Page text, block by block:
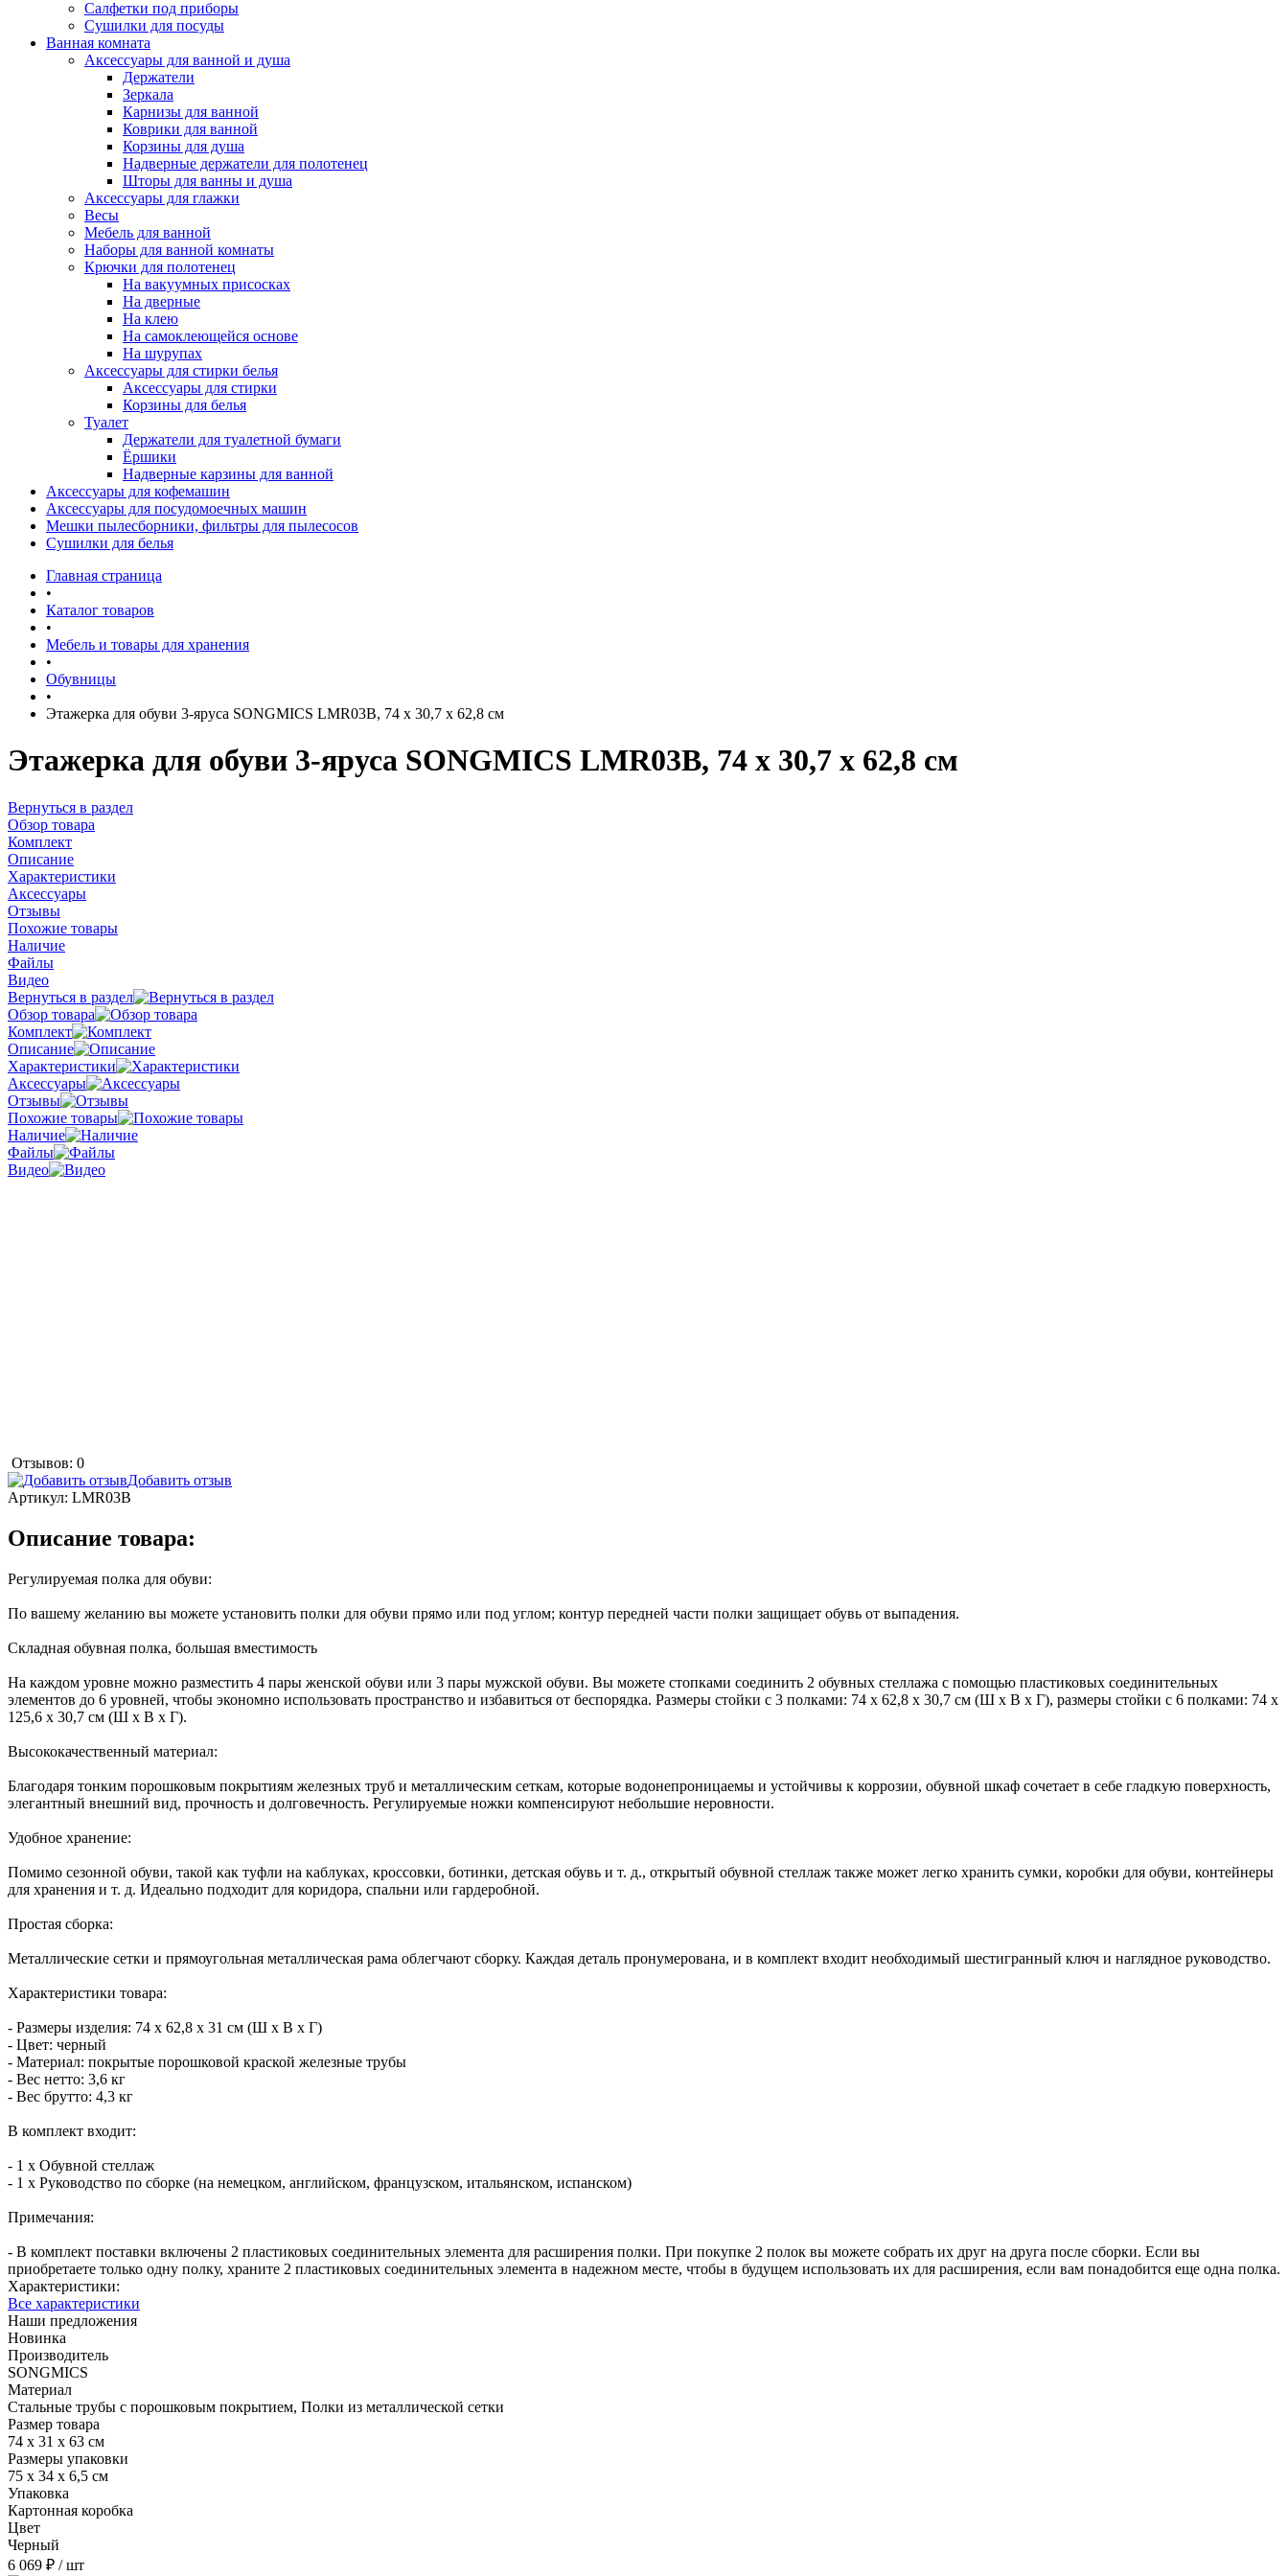
Салфетки под приборы
Сушилки для посуды
Ванная комната
Аксессуары для ванной и душа
Держатели
Зеркала
Карнизы для ванной
Коврики для ванной
Корзины для душа
Надверные держатели для полотенец
Шторы для ванны и душа
Аксессуары для глажки
Весы
Мебель для ванной
Наборы для ванной комнаты
Крючки для полотенец
На вакуумных присосках
На дверные
На клею
На самоклеющейся основе
На шурупах
Аксессуары для стирки белья
Аксессуары для стирки
Корзины для белья
Туалет
Держатели для туалетной бумаги
Ёршики
Надверные карзины для ванной
Аксессуары для кофемашин
Аксессуары для посудомоечных машин
Мешки пылесборники, фильтры для пылесосов
Сушилки для белья
Главная страница
•
Каталог товаров
•
Мебель и товары для хранения
•
Обувницы
•
Этажерка для обуви 3-яруса SONGMICS LMR03B, 74 x 30,7 x 62,8 см
Этажерка для обуви 3-яруса SONGMICS LMR03B, 74 x 30,7 x 62,8 см
Вернуться в раздел
Обзор товара
Комплект
Описание
Характеристики
Аксессуары
Отзывы
Похожие товары
Наличие
Файлы
Видео
Вернуться в раздел
Обзор товара
Комплект
Описание
Характеристики
Аксессуары
Отзывы
Похожие товары
Наличие
Файлы
Видео
Отзывов: 0
Добавить отзыв
Артикул: LMR03B
Описание товара:
Регулируемая полка для обуви:
По вашему желанию вы можете установить полки для обуви прямо или под углом; контур передней части полки защищает обувь от выпадения.
Складная обувная полка, большая вместимость
На каждом уровне можно разместить 4 пары женской обуви или 3 пары мужской обуви. Вы можете стопками соединить 2 обувных стеллажа с помощью пластиковых соединительных
элементов до 6 уровней, чтобы экономно использовать пространство и избавиться от беспорядка. Размеры стойки с 3 полками: 74 x 62,8 x 30,7 см (Ш x В x Г), размеры стойки с 6 полками: 74 x
125,6 x 30,7 см (Ш x В x Г).
Высококачественный материал:
Благодаря тонким порошковым покрытиям железных труб и металлическим сеткам, которые водонепроницаемы и устойчивы к коррозии, обувной шкаф сочетает в себе гладкую поверхность,
элегантный внешний вид, прочность и долговечность. Регулируемые ножки компенсируют небольшие неровности.
Удобное хранение:
Помимо сезонной обуви, такой как туфли на каблуках, кроссовки, ботинки, детская обувь и т. д., открытый обувной стеллаж также может легко хранить сумки, коробки для обуви, контейнеры
для хранения и т. д. Идеально подходит для коридора, спальни или гардеробной.
Простая сборка:
Металлические сетки и прямоугольная металлическая рама облегчают сборку. Каждая деталь пронумерована, и в комплект входит необходимый шестигранный ключ и наглядное руководство.
Характеристики товара:
- Размеры изделия: 74 x 62,8 x 31 см (Ш x В x Г)
- Цвет: черный
- Материал: покрытые порошковой краской железные трубы
- Вес нетто: 3,6 кг
- Вес брутто: 4,3 кг
В комплект входит:
- 1 x Обувной стеллаж
- 1 x Руководство по сборке (на немецком, английском, французском, итальянском, испанском)
Примечания:
- В комплект поставки включены 2 пластиковых соединительных элемента для расширения полки. При покупке 2 полок вы можете собрать их друг на друга после сборки. Если вы
приобретаете только одну полку, храните 2 пластиковых соединительных элемента в надежном месте, чтобы в будущем использовать их для расширения, если вам понадобится еще одна полка.
Характеристики:
Все характеристики
Наши предложения
Новинка
Производитель
SONGMICS
Материал
Стальные трубы с порошковым покрытием, Полки из металлической сетки
Размер товара
74 х 31 х 63 см
Размеры упаковки
75 х 34 х 6,5 см
Упаковка
Картонная коробка
Цвет
Черный
6 069 ₽ / шт